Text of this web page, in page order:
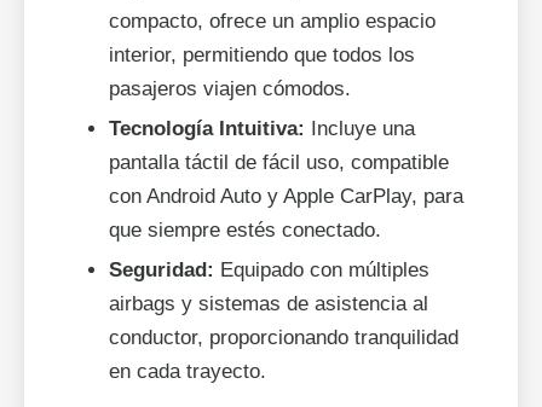
compacto, ofrece un amplio espacio
interior, permitiendo que todos los
pasajeros viajen cómodos.
Tecnología Intuitiva: Incluye una
pantalla táctil de fácil uso, compatible
con Android Auto y Apple CarPlay, para
que siempre estés conectado.
Seguridad: Equipado con múltiples
airbags y sistemas de asistencia al
conductor, proporcionando tranquilidad
en cada trayecto.